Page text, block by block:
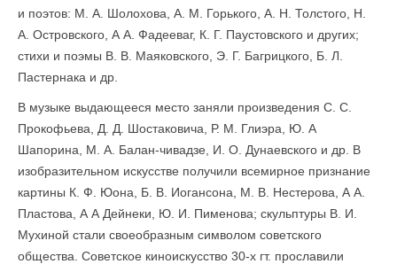
и поэтов: М. А. Шолохова, А. М. Горького, А. Н. Толстого, Н.
А. Островского, А А. Фадееваг, К. Г. Паустовского и других;
стихи и поэмы В. В. Маяковского, Э. Г. Багрицкого, Б. Л.
Пастернака и др.
В музыке выдающееся место заняли произведения С. С.
Прокофьева, Д. Д. Шостаковича, Р. М. Глиэра, Ю. А
Шапорина, М. А. Балан-чивадзе, И. О. Дунаевского и др. В
изобразительном искусстве полу­чили всемирное признание
картины К. Ф. Юона, Б. В. Иогансона, М. В. Нестерова, А А.
Пластова, А А Дейнеки, Ю. И. Пименова; скульптуры В. И.
Мухиной стали своеобразным символом советского
общества. Советское киноискусство 30-х гт. прославили